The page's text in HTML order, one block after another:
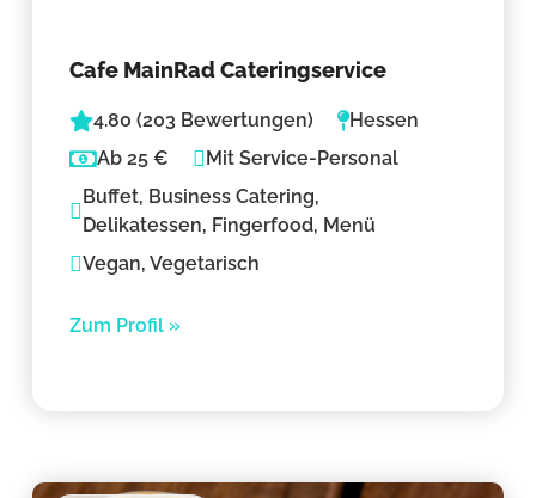
Cafe MainRad Cateringservice
4.80 (203 Bewertungen)
Hessen
Ab 25 €
Mit Service-Personal
Buffet, Business Catering,
Delikatessen, Fingerfood, Menü
Vegan, Vegetarisch
Zum Profil »